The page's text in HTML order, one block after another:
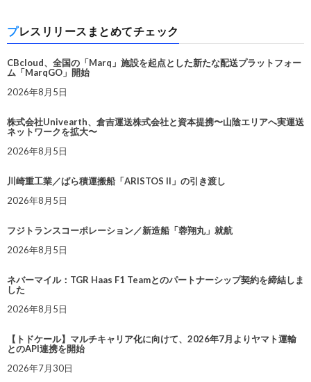
プレスリリースまとめてチェック
CBcloud、全国の「Marq」施設を起点とした新たな配送プラットフォー
ム「MarqGO」開始
2026年8月5日
株式会社Univearth、倉吉運送株式会社と資本提携〜山陰エリアへ実運送
ネットワークを拡大〜
2026年8月5日
川崎重工業／ばら積運搬船「ARISTOS II」の引き渡し
2026年8月5日
フジトランスコーポレーション／新造船「蓉翔丸」就航
2026年8月5日
ネバーマイル：TGR Haas F1 Teamとのパートナーシップ契約を締結しま
した
2026年8月5日
【トドケール】マルチキャリア化に向けて、2026年7月よりヤマト運輸
とのAPI連携を開始
2026年7月30日